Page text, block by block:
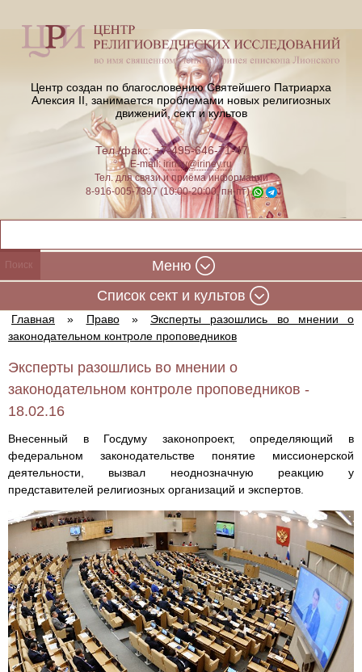
Центр создан по благословению Святейшего Патриарха
Алексия II, занимается проблемами новых религиозных
движений, сект и культов
Тел./факс: +7-495-646-71-47
E-mail:iriney@iriney.ru
Тел. для связи и приёма информации
8-916-005-7397 (10:00-20:00, пн-пт)
Меню
Cписок сект и культов
Главная » Право »
Эксперты разошлись во мнении о
законодательном контроле проповедников
Эксперты разошлись во мнении о
законодательном контроле проповедников -
18.02.16
Внесенный в Госдуму законопроект, определяющий в
федеральном законодательстве понятие миссионерской
деятельности, вызвал неоднозначную реакцию у
представителей религиозных организаций и экспертов.